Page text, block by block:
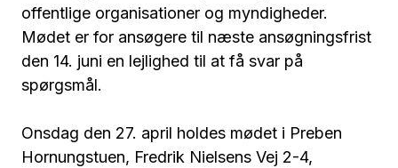
offentlige organisationer og myndigheder.
Mødet er for ansøgere til næste ansøgningsfrist
den 14. juni en lejlighed til at få svar på
spørgsmål.
Onsdag den 27. april holdes mødet i Preben
Hornungstuen, Fredrik Nielsens Vej 2-4,